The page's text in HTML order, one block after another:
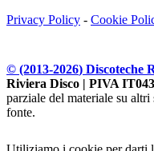
Privacy Policy - Cookie
© (2013-2026) Discoteche
Riviera Disco | PIVA
parziale del materiale su
fonte.